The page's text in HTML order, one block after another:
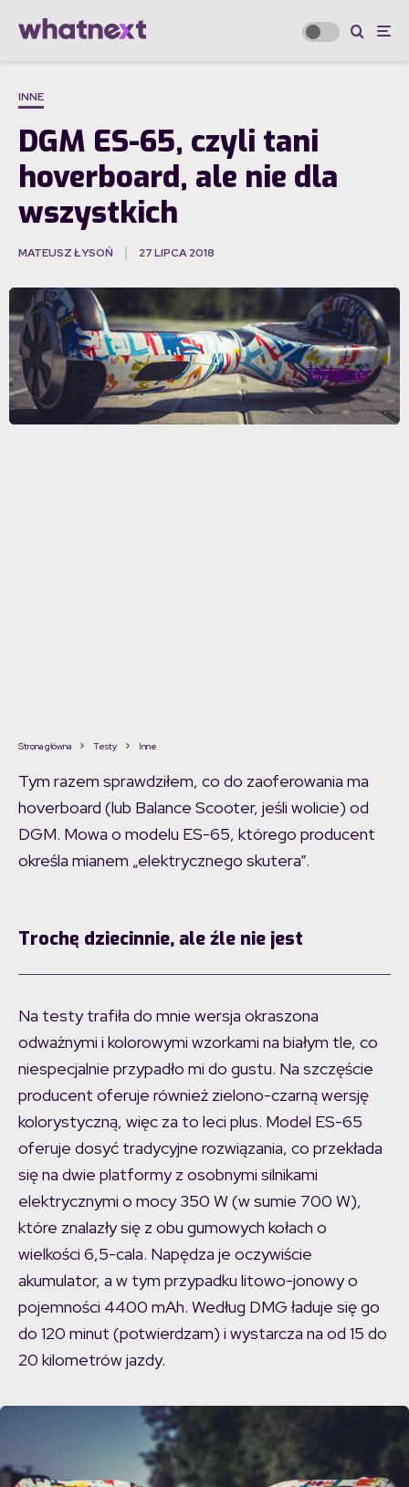
INNE
DGM ES-65, czyli tani
hoverboard, ale nie dla
wszystkich
MATEUSZ ŁYSOŃ 27 LIPCA 2018
Strona główna Testy Inne
Tym razem sprawdziłem, co do zaoferowania ma
hoverboard (lub Balance Scooter, jeśli wolicie) od
DGM. Mowa o modelu ES-65, którego producent
określa mianem „elektrycznego skutera”.
Trochę dziecinnie, ale źle nie jest
Na testy trafiła do mnie wersja okraszona
odważnymi i kolorowymi wzorkami na białym tle, co
niespecjalnie przypadło mi do gustu. Na szczęście
producent oferuje również zielono-czarną wersję
kolorystyczną, więc za to leci plus. Model ES-65
oferuje dosyć tradycyjne rozwiązania, co przekłada
się na dwie platformy z osobnymi silnikami
elektrycznymi o mocy 350 W (w sumie 700 W),
które znalazły się z obu gumowych kołach o
wielkości 6,5-cala. Napędza je oczywiście
akumulator, a w tym przypadku litowo-jonowy o
pojemności 4400 mAh. Według DMG ładuje się go
do 120 minut (potwierdzam) i wystarcza na od 15 do
20 kilometrów jazdy.